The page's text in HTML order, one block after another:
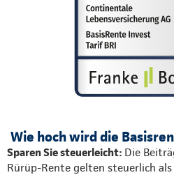
Wie hoch wird die
Sparen Sie steuerleicht: Die
Rürüp-Rente gelten steuerlich